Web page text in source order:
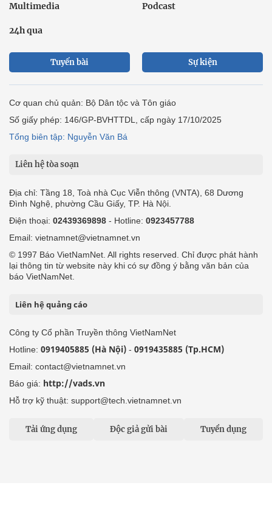
Multimedia Podcast
24h qua
Tuyến bài Sự kiện
Cơ quan chủ quản: Bộ Dân tộc và Tôn giáo
Số giấy phép: 146/GP-BVHTTDL, cấp ngày 17/10/2025
Tổng biên tập: Nguyễn Văn Bá
Liên hệ tòa soạn
Địa chỉ: Tầng 18, Toà nhà Cục Viễn thông (VNTA), 68 Dương
Đình Nghệ, phường Cầu Giấy, TP. Hà Nội.
Điện thoại: 02439369898 - Hotline: 0923457788
Email: vietnamnet@vietnamnet.vn
© 1997 Báo VietNamNet. All rights reserved. Chỉ được phát hành
lại thông tin từ website này khi có sự đồng ý bằng văn bản của
báo VietNamNet.
Liên hệ quảng cáo
Công ty Cổ phần Truyền thông VietNamNet
Hotline: 0919405885 (Hà Nội) - 0919435885 (Tp.HCM)
Email: contact@vietnamnet.vn
Báo giá: http://vads.vn
Hỗ trợ kỹ thuật: support@tech.vietnamnet.vn
Tải ứng dụng Độc giả gửi bài Tuyển dụng